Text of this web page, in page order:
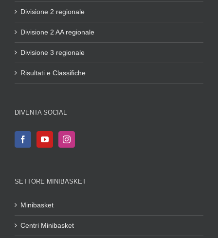
Divisione 2 regionale
Divisione 2 AA regionale
Divisione 3 regionale
Risultati e Classifiche
DIVENTA SOCIAL
SETTORE MINIBASKET
Minibasket
Centri Minibasket